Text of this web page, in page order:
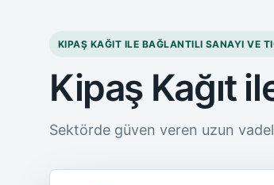
KIPAŞ KAĞIT ILE BAĞLANTILI SANAYI VE
Kipaş Kağıt
Sektörde güven veren uzun